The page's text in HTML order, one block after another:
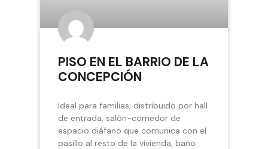
PISO EN EL BARRIO DE LA
CONCEPCIÓN
Ideal para familias; distribuido por hall
de entrada, salón-comedor de
espacio diáfano que comunica con el
pasillo al resto de la vivienda, baño